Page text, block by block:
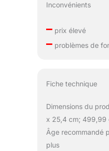
Inconvénients
–prix élevé
–problèmes de
Fiche technique
Dimensions du
x 25,4 cm; 499,99
Âge recommandé
plus